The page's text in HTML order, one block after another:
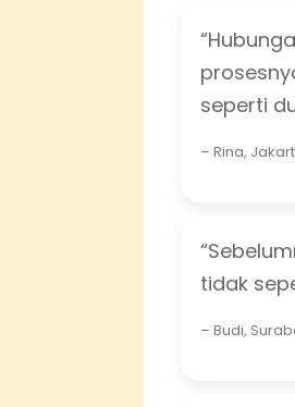
seperti
– Rina,
tidak
– Budi,